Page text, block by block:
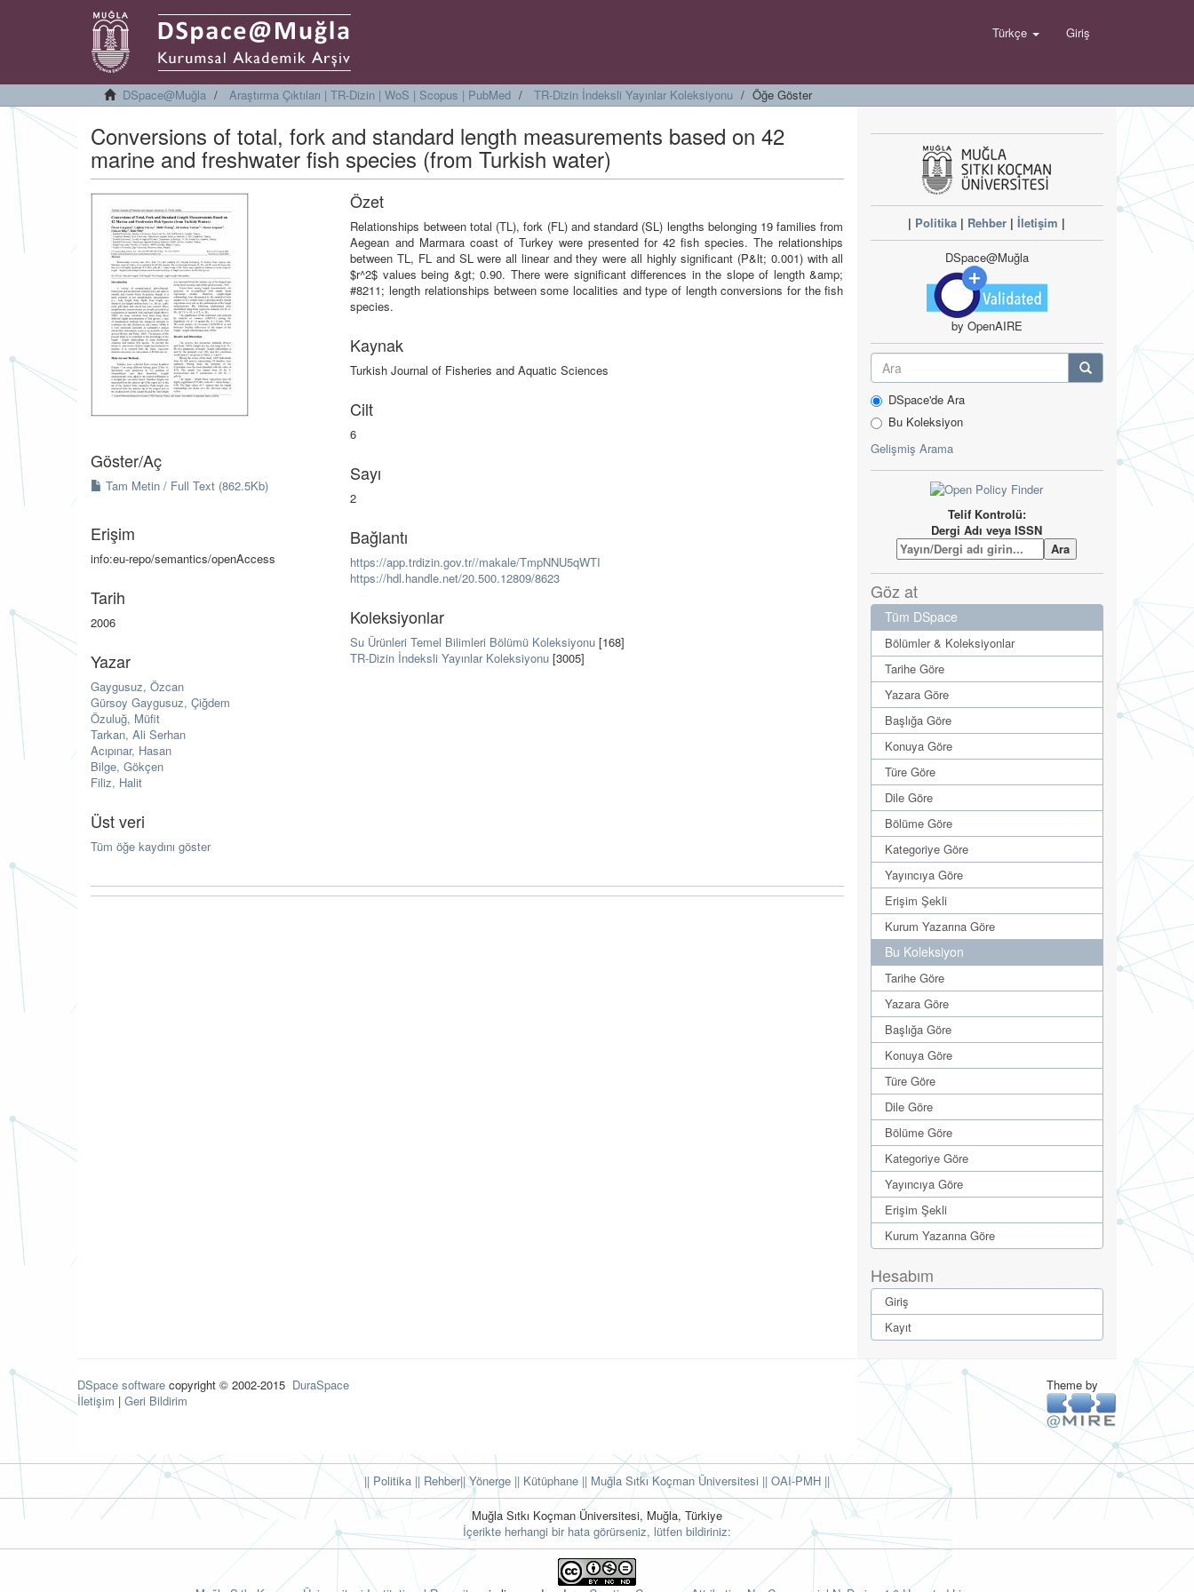
Türkçe Giriş
DSpace@Muğla Araştırma Çıktıları | TR-Dizin | WoS | Scopus | PubMed TR-Dizin İndeksli Yayınlar Koleksiyonu Öğe Göster
Conversions of total, fork and standard length measurements based on 42
marine and freshwater fish species (from Turkish water)
Göster/Aç
Tam Metin / Full Text (862.5Kb)
Erişim
info:eu-repo/semantics/openAccess
Tarih
2006
Yazar
Gaygusuz, Özcan
Gürsoy Gaygusuz, Çiğdem
Özuluğ, Müfit
Tarkan, Ali Serhan
Acıpınar, Hasan
Bilge, Gökçen
Filiz, Halit
Üst veri
Tüm öğe kaydını göster
Özet
Relationships between total (TL), fork (FL) and standard (SL) lengths belonging 19 families from
Aegean and Marmara coast of Turkey were presented for 42 fish species. The relationships
between TL, FL and SL were all linear and they were all highly significant (P&lt; 0.001) with all
$r^2$ values being &gt; 0.90. There were significant differences in the slope of length &amp;
#8211; length relationships between some localities and type of length conversions for the fish
species.
Kaynak
Turkish Journal of Fisheries and Aquatic Sciences
Cilt
6
Sayı
2
Bağlantı
https://app.trdizin.gov.tr//makale/TmpNNU5qWTI
https://hdl.handle.net/20.500.12809/8623
Koleksiyonlar
Su Ürünleri Temel Bilimleri Bölümü Koleksiyonu [168]
TR-Dizin İndeksli Yayınlar Koleksiyonu [3005]
| Politika | Rehber |İletişim |
DSpace@Muğla
by OpenAIRE
DSpace'de Ara
Bu Koleksiyon
Gelişmiş Arama
Telif Kontrolü:
Dergi Adı veya ISSN
Göz at
Tüm DSpace
Bölümler & Koleksiyonlar
Tarihe Göre
Yazara Göre
Başlığa Göre
Konuya Göre
Türe Göre
Dile Göre
Bölüme Göre
Kategoriye Göre
Yayıncıya Göre
Erişim Şekli
Kurum Yazarına Göre
Bu Koleksiyon
Tarihe Göre
Yazara Göre
Başlığa Göre
Konuya Göre
Türe Göre
Dile Göre
Bölüme Göre
Kategoriye Göre
Yayıncıya Göre
Erişim Şekli
Kurum Yazarına Göre
Hesabım
Giriş
Kayıt
DSpace software copyright © 2002-2015 DuraSpace
İletişim | Geri Bildirim
Theme by
|| Politika || Rehber|| Yönerge || Kütüphane || Muğla Sıtkı Koçman Üniversitesi || OAI-PMH ||
Muğla Sıtkı Koçman Üniversitesi, Muğla, Türkiye
İçerikte herhangi bir hata görürseniz, lütfen bildiriniz: